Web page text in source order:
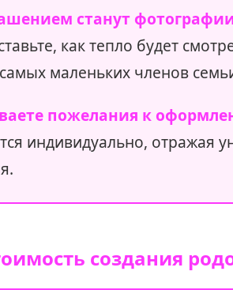
станут
как тепло будет
маленьких членов
пожелания к
индивидуально, отражая
создания